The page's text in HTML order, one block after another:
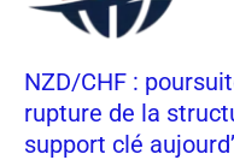
NZD/CHF :
rupture de la
support clé